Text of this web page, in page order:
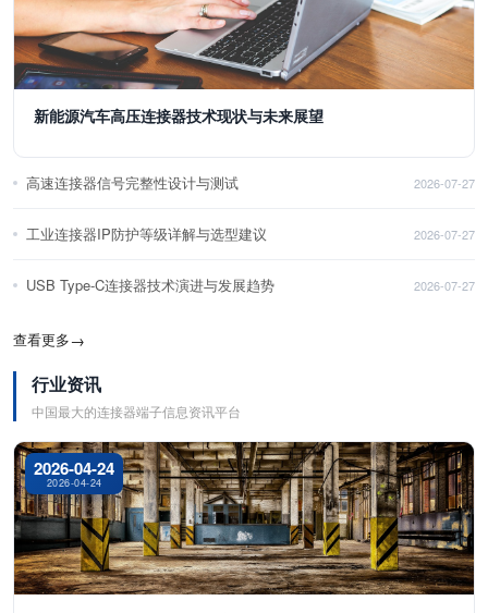
新能源汽车高压连接器技术现状与未来展望
高速连接器信号完整性设计与测试 2026-07-27
工业连接器IP防护等级详解与选型建议 2026-07-27
USB Type-C连接器技术演进与发展趋势 2026-07-27
查看更多→
行业资讯
中国最大的连接器端子信息资讯平台
2026-04-24
2026-04-24